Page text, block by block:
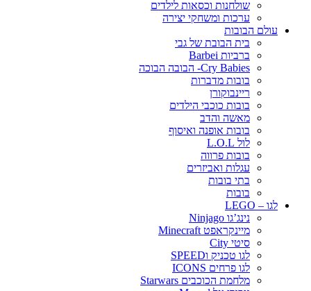
שולחנות וכסאות לילדים
ערכות ומשחקי יצירה
עולם הבובות
בית הבובת של גבי
ברביות Barbei
Cry Babies- הבובה הבוכה
בובות מדברות
ריינבוקורן
בובות כוכבי הילדים
מאשה והדב
בובות אופנה ואיסוף
לול L.O.L
בובות פרווה
עגלות ואביזרים
בתי בובות
בובות
לגו – LEGO
נינג’גו Ninjago
מיינקראפט Minecraft
סיטי City
לגו טכניק וSPEED
לגו פרחים ICONS
מלחמת הכוכבים Starwars